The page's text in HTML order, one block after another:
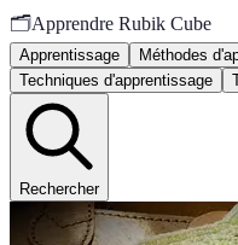
🗂️Apprendre Rubik Cube
Apprentissage
Méthodes
Techniques d'apprentissage
Rechercher